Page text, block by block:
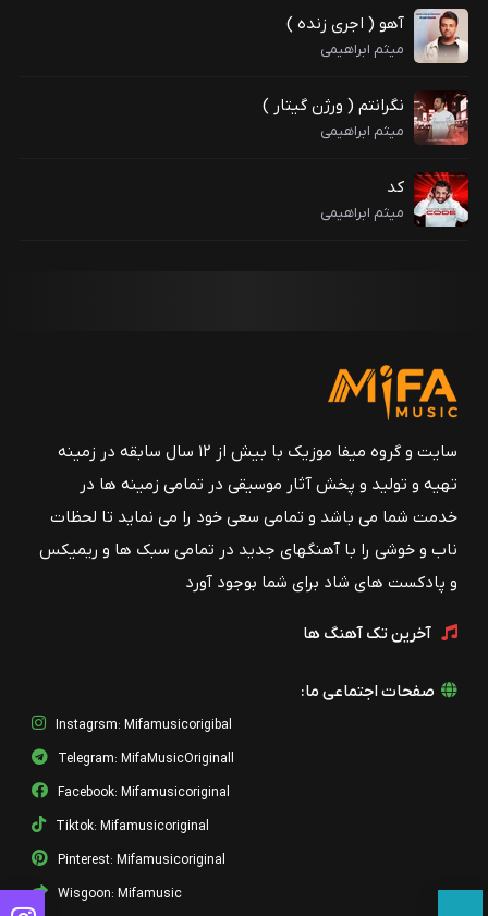
آهو ( اجری زنده )
میثم ابراهیمی
نگرانتم ( ورژن گیتار )
میثم ابراهیمی
کد
میثم ابراهیمی
سایت و گروه میفا موزیک با بیش از ۱۲ سال سابقه در زمینه
تهیه و تولید و پخش آثار موسیقی در تمامی زمینه ها در
خدمت شما می باشد و تمامی سعی خود را می نماید تا لحظات
ناب و خوشی را با آهنگهای جدید در تمامی سبک ها و ریمیکس
و پادکست های شاد برای شما بوجود آورد
آخرین تک آهنگ ها
صفحات اجتماعی ما:
Instagrsm: Mifamusicorigibal
Telegram: MifaMusicOriginall
Facebook: Mifamusicoriginal
Tiktok: Mifamusicoriginal
Pinterest: Mifamusicoriginal
Wisgoon: Mifamusic